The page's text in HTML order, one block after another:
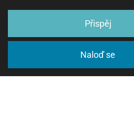
Přispěj
Naloď se